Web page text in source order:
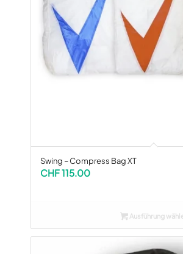
Swing – Compress Bag XT
CHF115.00
Ausführung